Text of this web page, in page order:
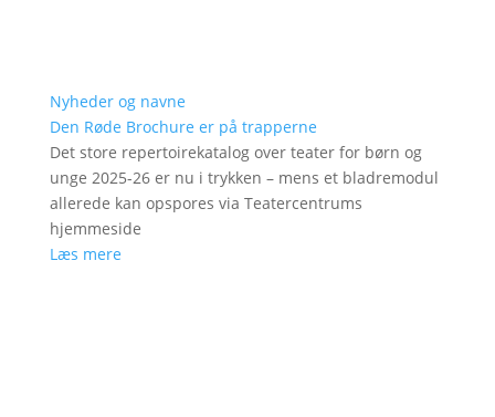
Nyheder og navne
Den Røde Brochure er på trapperne
Det store repertoirekatalog over teater for børn og
unge 2025-26 er nu i trykken – mens et bladremodul
allerede kan opspores via Teatercentrums
hjemmeside
Læs mere